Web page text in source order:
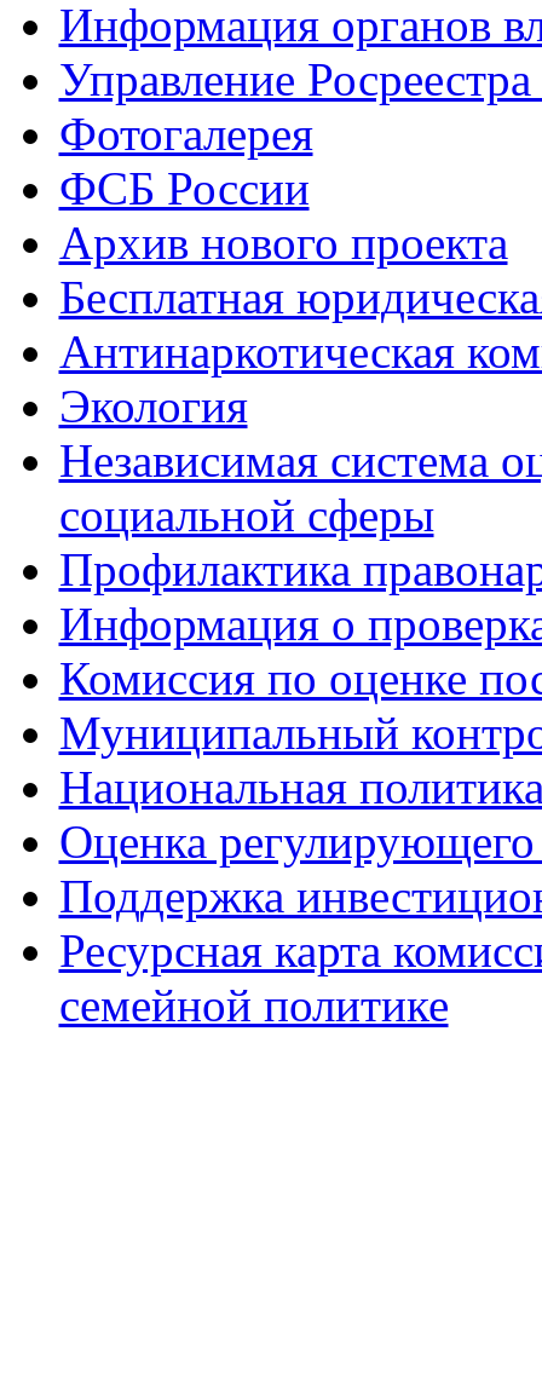
Информация органов
Управление
Фотогалерея
ФСБ России
Архив нового проекта
Бесплатная
Антинаркотическая
Экология
Независимая система
социальной сферы
Профилактика
Информация о
Комиссия по оценке
Муниципальный
Национальная
Оценка регулирующего
Поддержка
Ресурсная карта
семейной политике